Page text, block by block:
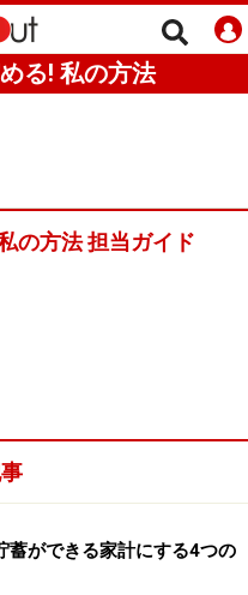
る! 私の方法
の方法 担当ガイド
蓄ができる家計にする4つの